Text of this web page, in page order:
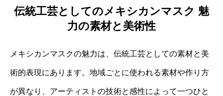
伝統工芸としてのメキシカンマスク 魅
力の素材と美術性
メキシカンマスクの魅力は、伝統工芸としての素材と美
術的表現にあります。地域ごとに使われる素材や作り方
が異なり、アーティストの技術と感性によって一つひと